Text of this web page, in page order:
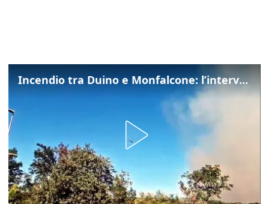
Incendio tra Duino e Monfalcone: l’intervento dei vigili del fuoco